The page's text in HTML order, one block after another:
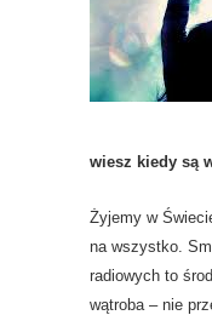
wiesz kiedy są
Żyjemy w
na wszystko.
radiowych to
wątroba – nie